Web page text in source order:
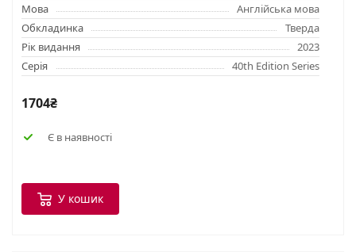
Мова
Англійська мова
Обкладинка
Тверда
Рік видання
2023
Серія
40th Edition Series
1704₴
Є в наявності
У кошик